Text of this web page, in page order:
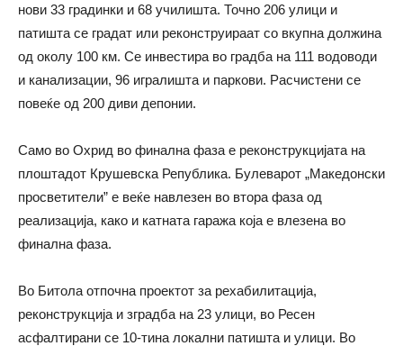
нови 33 градинки и 68 училишта. Точно 206 улици и
патишта се градат или реконструираат со вкупна должина
од околу 100 км. Се инвестира во градба на 111 водоводи
и канализации, 96 игралишта и паркови. Расчистени се
повеќе од 200 диви депонии.
Само во Охрид во финална фаза е реконструкцијата на
плоштадот Крушевска Република. Булеварот „Македонски
просветители” е веќе навлезен во втора фаза од
реализација, како и катната гаража која е влезена во
финална фаза.
Во Битола отпочна проектот за рехабилитација,
реконструкција и зградба на 23 улици, во Ресен
асфалтирани се 10-тина локални патишта и улици. Во